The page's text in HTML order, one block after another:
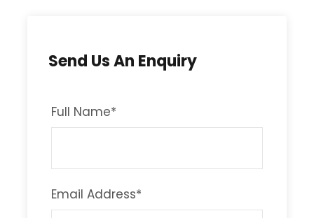
Send Us An Enquiry
Full Name*
Email Address*